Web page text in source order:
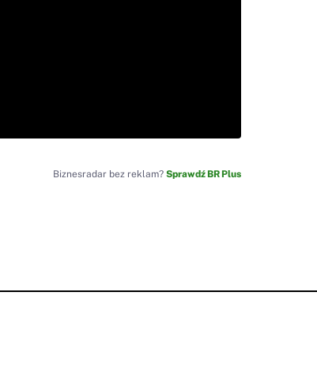
Biznesradar bez reklam? Sprawdź BR Plus